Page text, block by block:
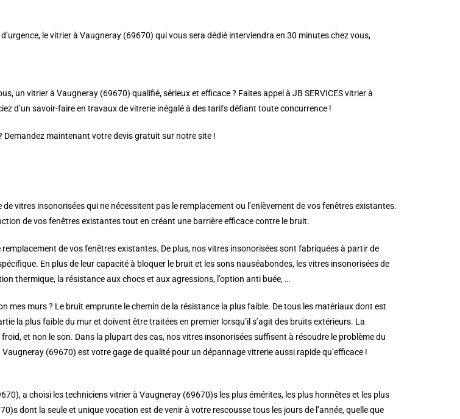
le vitrier à Vaugneray (69670) qui vous sera dédié interviendra en 30 minutes chez vous,
un vitrier à Vaugneray (69670) qualifié, sérieux et efficace ? Faites appel à JB SERVICES vitrier à
d’un savoir-faire en travaux de vitrerie inégalé à des tarifs défiant toute concurrence !
maintenant votre devis gratuit sur notre site !
vitres insonorisées qui ne nécessitent pas le remplacement ou l’enlèvement de vos fenêtres existantes.
de vos fenêtres existantes tout en créant une barrière efficace contre le bruit.
de vos fenêtres existantes. De plus, nos vitres insonorisées sont fabriquées à partir de
En plus de leur capacité à bloquer le bruit et les sons nauséabondes, les vitres insonorisées de
thermique, la résistance aux chocs et aux agressions, l’option anti buée, …
mes murs ? Le bruit emprunte le chemin de la résistance la plus faible. De tous les matériaux dont est
la plus faible du mur et doivent être traitées en premier lorsqu’il s’agit des bruits extérieurs. La
et non le son. Dans la plupart des cas, nos vitres insonorisées suffisent à résoudre le problème du
(69670) est votre gage de qualité pour un dépannage vitrerie aussi rapide qu’efficace !
a choisi les techniciens vitrier à Vaugneray (69670)s les plus émérites, les plus honnêtes et les plus
dont la seule et unique vocation est de venir à votre rescousse tous les jours de l’année, quelle que